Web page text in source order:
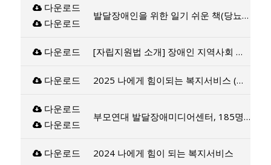
다운로드
다운로드
발달장애인을 위한 일기 쉬운 책(당뇨, 치아)
다운로드 [자립지원법 소개] 장애인 지역사회 자립 및 주거 전환 지원에 관한 법률
다운로드 2025 나에게 힘이되는 복지서비스 (출처:보건복지부)
다운로드
다운로드
부모연대 발달장애미디어센터, 185명 당신곁에-태연재활원 거주인 부모를 위한 장애인 자립지원 가이드북 발간
다운로드 2024 나에게 힘이 되는 복지서비스